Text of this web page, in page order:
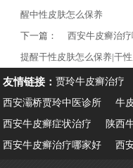
醒中性皮肤怎么保养
下一篇：
西安牛皮癣治
提醒干性皮肤怎么保养|干
友情链接： 贾玲牛皮癣治疗
西安灞桥贾玲中医诊所
牛
西安牛皮癣症状治疗
陕西
西安牛皮癣治疗哪家好
西